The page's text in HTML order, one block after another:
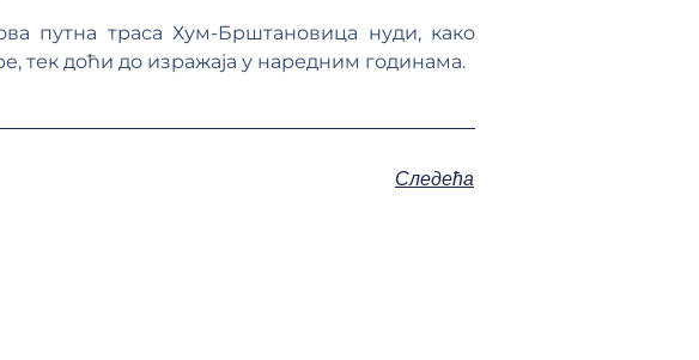
путна траса Хум-Брштановица нуди, како
тек доћи до изражаја у наредним годинама.
Следећа